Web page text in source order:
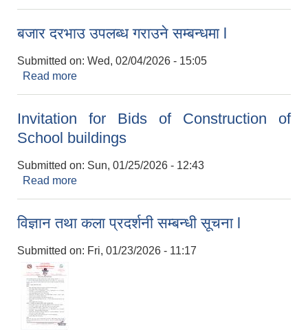
बजार दरभाउ उपलब्ध गराउने सम्बन्धमा l
Submitted on: Wed, 02/04/2026 - 15:05
Read more
Invitation for Bids of Construction of
School buildings
Submitted on: Sun, 01/25/2026 - 12:43
Read more
विज्ञान तथा कला प्रदर्शनी सम्बन्धी सूचना l
Submitted on: Fri, 01/23/2026 - 11:17